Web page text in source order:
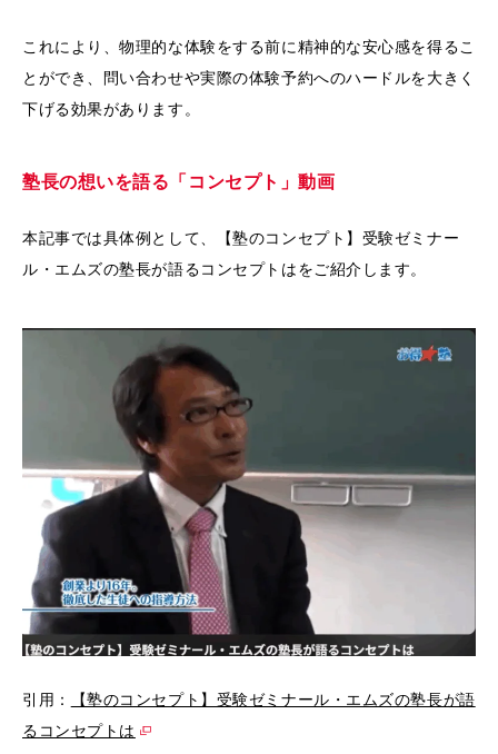
これにより、物理的な体験をする前に精神的な安心感を得るこ
とができ、問い合わせや実際の体験予約へのハードルを大きく
下げる効果があります。
塾長の想いを語る「コンセプト」動画
本記事では具体例として、【塾のコンセプト】受験ゼミナー
ル・エムズの塾長が語るコンセプトはをご紹介します。
引用：
【塾のコンセプト】受験ゼミナール・エムズの塾長が語
るコンセプトは